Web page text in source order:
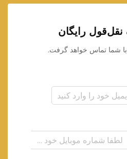
رایگان
با شما تماس خواهد گرفت.